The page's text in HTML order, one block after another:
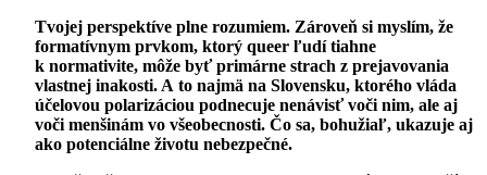
Tvojej perspektíve plne rozumiem. Zároveň si myslím, že
formatívnym prvkom, ktorý queer ľudí tiahne
k normativite, môže byť primárne strach z prejavovania
vlastnej inakosti. A to najmä na Slovensku, ktorého vláda
účelovou polarizáciou podnecuje nenávisť voči nim, ale aj
voči menšinám vo všeobecnosti. Čo sa, bohužiaľ, ukazuje aj
ako potenciálne životu nebezpečné.